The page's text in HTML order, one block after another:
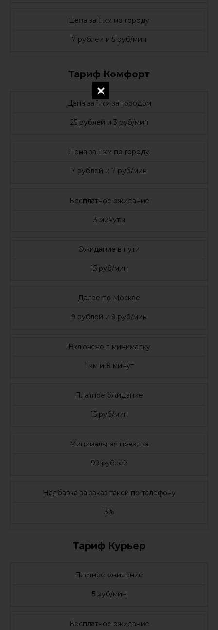
Цена за 1 км по городу
7 рублей и 5 руб/мин
Тариф Комфорт
Цена за 1 км за городом
25 рублей и 3 руб/мин
Цена за 1 км по городу
7 рублей и 7 руб/мин
Бесплатное ожидание
3 минуты
Ожидание в пути
15 руб/мин
Далее по Москве
9 рублей и 9 руб/мин
Включено в минималку
1 км и 8 минут
Платное ожидание
15 руб/мин
Минимальная поездка
99 рублей
Надбавка за заказ такси по телефону
3%
Тариф Курьер
Платное ожидание
5 руб/мин
Бесплатное ожидание